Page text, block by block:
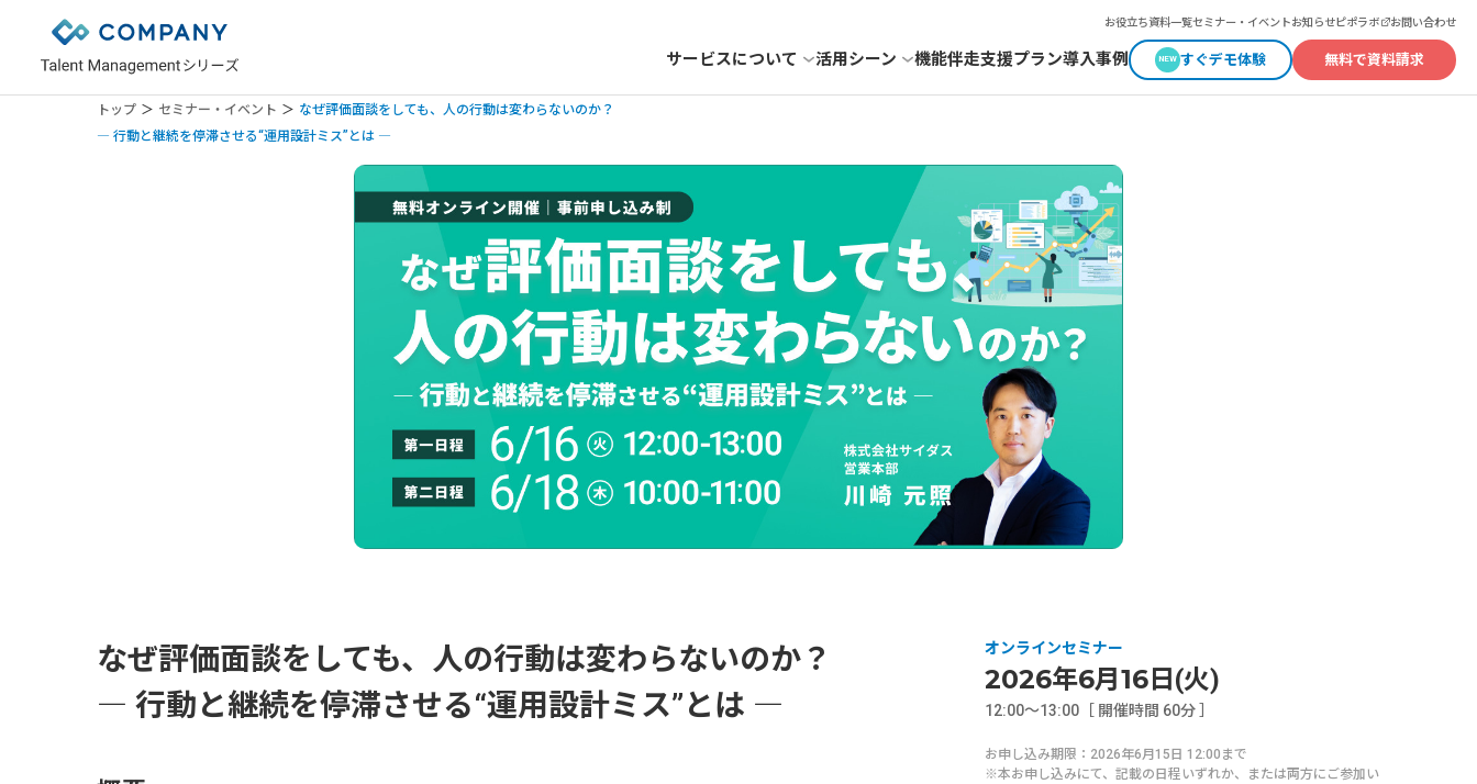
お役立ち資料一覧セミナー・イベントお知らせ ピポラボ お問い合わせ
サービスについて 活用シーン
人材情報一元化
業種別：金融業
業種別：製造業・メーカー
機能伴走支援プラン導入事例 すぐデモ体験 無料で資料請求
トップ セミナー・イベント
なぜ評価面談をしても、人の行動は変わらないのか？
― 行動と継続を停滞させる“運用設計ミス”とは ―
なぜ評価面談をしても、人の行動は変わらないのか？
― 行動と継続を停滞させる“運用設計ミス”とは ―
オンラインセミナー
2026年6月 16 日(火)
12:00〜13:00［ 開催時間 60分 ］
お申し込み期限：2026年6月15日 12:00まで
※本お申し込みにて、記載の日程いずれか、または両方にご参加い